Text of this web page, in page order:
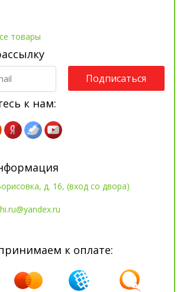
товары
Подписаться
к нам:
д. 16, (вход со двора)
к оплате: